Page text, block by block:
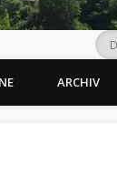
ARCHIV